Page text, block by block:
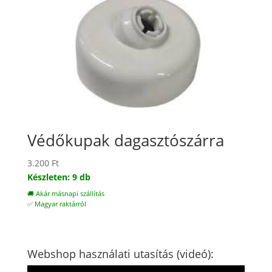
Védőkupak dagasztószárra
3.200 Ft
Készleten: 9 db
🚚 Akár másnapi szállítás
✅ Magyar raktárról
Webshop használati utasítás (videó):